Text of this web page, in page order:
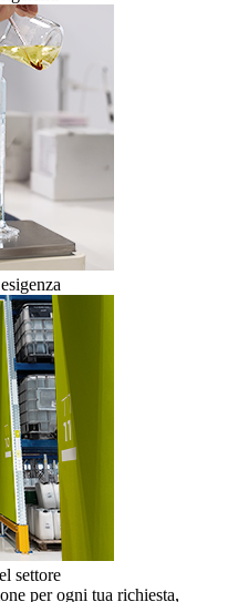
settore
per ogni tua richiesta,